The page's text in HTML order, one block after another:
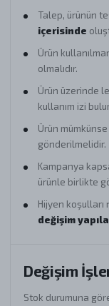
Talep, ürünün
içerisinde
Ürün
olmalıdır.
Ürün üzerinde
kullanım izi
Ürün
gönderilmelidir.
Kampanya
ürünle birlikte
Hijyen koşulları
değişim
Değişim
Stok durumuna